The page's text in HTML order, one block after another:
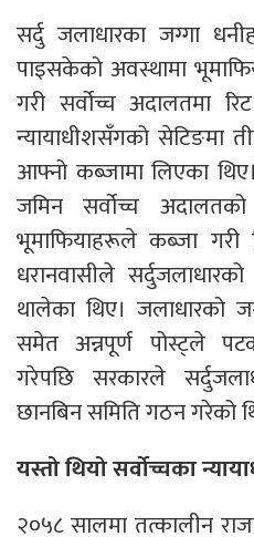
सर्दु जलाधारका जग्गा
पाइसकेको अवस्थामा
गरी सर्वोच्च अदालतमा
न्यायाधीशसँगको सेटिङमा
आफ्नो कब्जामा लिएका
जमिन सर्वोच्च
भूमाफियाहरूले कब्जा गरी
धरानवासीले
थालेका थिए। जलाधारको
समेत अन्नपूर्ण पोस्ट्ले
गरेपछि सरकारले
छानबिन समिति गठन गरेको
यस्तो थियो सर्वोच्चका
२०५८ सालमा तत्कालीन